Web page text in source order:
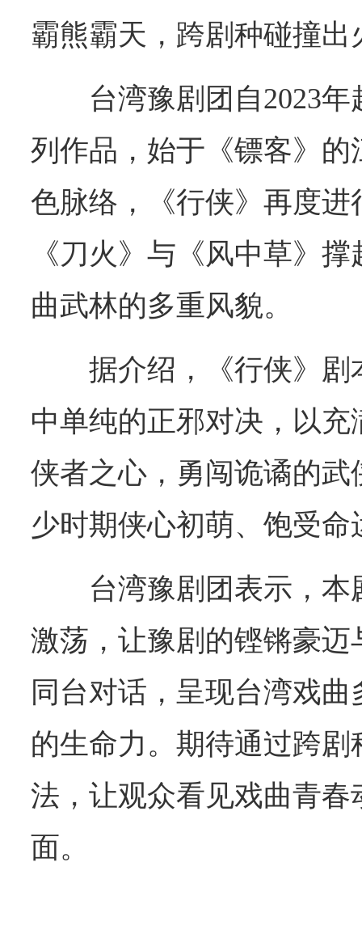
霸熊霸天，跨剧种碰撞
台湾豫剧团自2023
列作品，始于《镖客》
色脉络，《行侠》再度
《刀火》与《风中草》
曲武林的多重风貌。
据介绍，《行侠》
中单纯的正邪对决，以
侠者之心，勇闯诡谲的
少时期侠心初萌、饱受
台湾豫剧团表示，
激荡，让豫剧的铿锵豪
同台对话，呈现台湾戏
的生命力。期待通过跨
法，让观众看见戏曲青
面。